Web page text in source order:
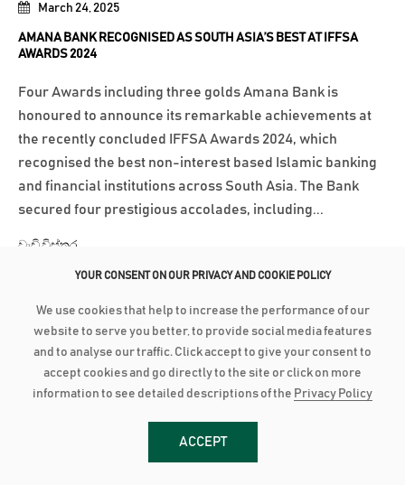
AMANA BANK BOARD FORTIFIED WITH SENTHILVERL HOLDINGS
REPRESENTATION
Amana Bank’s Board of Directors has been further
Senthilverl Holdings (Pvt) Ltd, the Bank’s second-largest
March 24, 2025
AMANA BANK RECOGNISED AS SOUTH ASIA’S BEST AT IFFSA
AWARDS 2024
Four Awards including three golds Amana Bank is
honoured to announce its remarkable achievements at
the recently concluded IFFSA Awards 2024, which
recognised the best non-interest based Islamic banking
and financial institutions across South Asia. The Bank
secured four prestigious accolades, including...
වැඩි විස්තර
YOUR CONSENT ON OUR PRIVACY AND COOKIE POLICY
We use cookies that help to increase the performance of our
website to serve you better, to provide social media features
and to analyse our traffic. Click accept to give your consent to
accept cookies and go directly to the site or click on more
information to see detailed descriptions of the Privacy Policy
ACCEPT